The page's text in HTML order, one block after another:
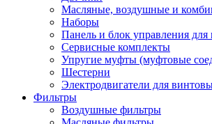
Масляные, воздушные и
Наборы
Панель и блок управления для
Сервисные комплекты
Упругие муфты (муфтовые
Шестерни
Электродвигатели для
Фильтры
Воздушные фильтры